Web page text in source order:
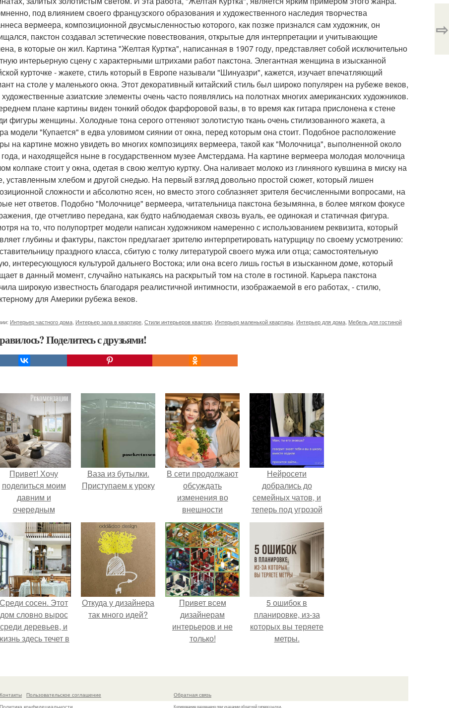
под влиянием своего французского образования и художественного наследия творчества
вермеера, композиционной двусмысленностью которого, как позже признался сам художник, он
пакстон создавал эстетические повествования, открытые для интерпретации и учитывающие
в которые он жил. Картина "Желтая Куртка", написанная в 1907 году, представляет собой исключительно
интерьерную сцену с характерными штрихами работ пакстона. Элегантная женщина в изысканной
курточке - жакете, стиль который в Европе называли "Шинуазри", кажется, изучает впечатляющий
на столе у маленького окна. Этот декоративный китайский стиль был широко популярен на рубеже веков,
художественные азиатские элементы очень часто появлялись на полотнах многих американских художников.
плане картины виден тонкий ободок фарфоровой вазы, в то время как гитара прислонена к стене
фигуры женщины. Холодные тона серого оттеняют золотистую ткань очень стилизованного жакета, а
модели "Купается" в едва уловимом сиянии от окна, перед которым она стоит. Подобное расположение
на картине можно увидеть во многих композициях вермеера, такой как "Молочница", выполненной около
и находящейся ныне в государственном музее Амстердама. На картине вермеера молодая молочница
колпаке стоит у окна, одетая в свою желтую куртку. Она наливает молоко из глиняного кувшина в миску на
уставленным хлебом и другой снедью. На первый взгляд довольно простой сюжет, который лишен
сложности и абсолютно ясен, но вместо этого соблазняет зрителя бесчисленными вопросами, на
нет ответов. Подобно "Молочнице" вермеера, читательница пакстона безымянна, в более мягком фокусе
где отчетливо передана, как будто наблюдаемая сквозь вуаль, ее одинокая и статичная фигура.
на то, что полупортрет модели написан художником намеренно с использованием реквизита, который
глубины и фактуры, пакстон предлагает зрителю интерпретировать натурщицу по своему усмотрению:
праздного класса, сбитую с толку литературой своего мужа или отца; самостоятельную
интересующуюся культурой дальнего Востока; или она всего лишь гостья в изысканном доме, который
в данный момент, случайно натыкаясь на раскрытый том на столе в гостиной. Карьера пакстона
широкую известность благодаря реалистичной интимности, изображаемой в его работах, - стилю,
для Америки рубежа веков.
Интерьер частного дома Интерьер зала в квартире Стили интерьеров квартир Интерьер маленькой квартиры Интерьер для дома Мебель для гостиной
Поделитесь с друзьями!
⇨
Привет! Хочу
поделиться моим
давним и
очередным
неопубликованным
проектом.
Ваза из бутылки.
Приступаем к уроку
В сети продолжают
обсуждать
изменения во
внешности
актрисы.
Нейросети
добрались до
семейных чатов, и
теперь под угрозой
мамины нервы.
Среди сосен. Этот
дом словно вырос
среди деревьев, и
здесь течет в
спешки и лишнего
Откуда у дизайнера
так много идей?
Привет всем
дизайнерам
интерьеров и не
только!
5 ошибок в
планировке, из-за
которых вы теряете
метры.
Контакты
Пользовательское соглашение
Политика конфидециальности
Обратная связь
Копирование разрешено при указании обратной гиперссылки.